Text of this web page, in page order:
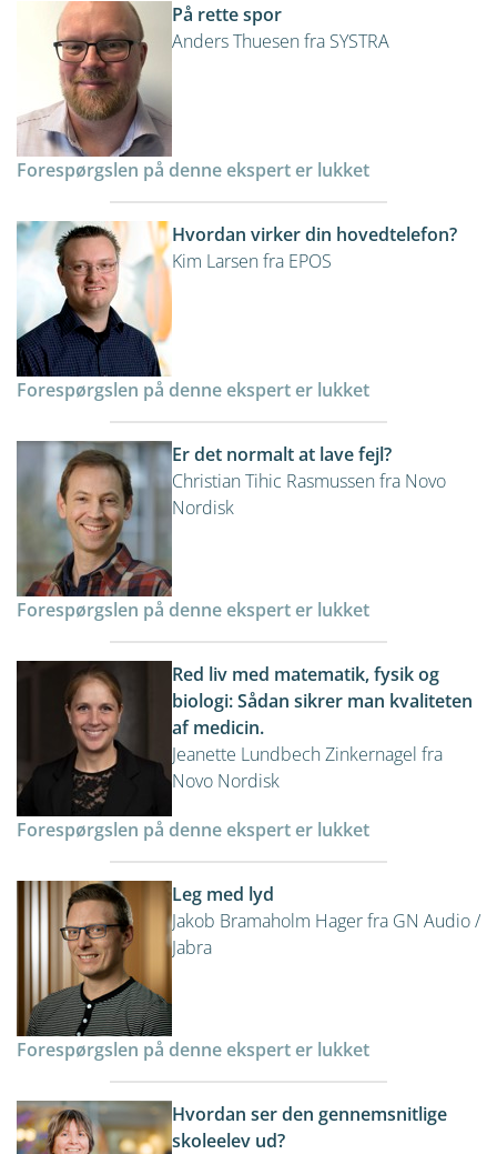
På rette spor
Anders Thuesen fra SYSTRA
Forespørgslen på denne ekspert er lukket
Hvordan virker din hovedtelefon?
Kim Larsen fra EPOS
Forespørgslen på denne ekspert er lukket
Er det normalt at lave fejl?
Christian Tihic Rasmussen fra Novo
Nordisk
Forespørgslen på denne ekspert er lukket
Red liv med matematik, fysik og
biologi: Sådan sikrer man kvaliteten
af medicin.
Jeanette Lundbech Zinkernagel fra
Novo Nordisk
Forespørgslen på denne ekspert er lukket
Leg med lyd
Jakob Bramaholm Hager fra GN Audio /
Jabra
Forespørgslen på denne ekspert er lukket
Hvordan ser den gennemsnitlige
skoleelev ud?